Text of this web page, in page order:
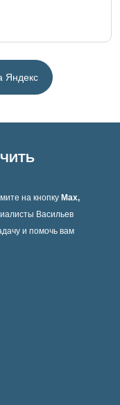
Яндекс
на кнопку Max,
Васильев
и помочь вам